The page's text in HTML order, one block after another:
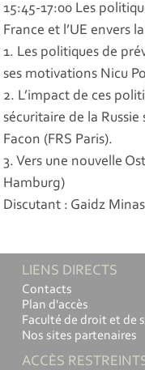
15:45-17:00 Les
France et l’UE envers
1. Les politiques de
ses motivations Nicu
2. L’impact de ces
sécuritaire de la Russie
Facon (FRS Paris).
3. Vers une nouvelle
Hamburg)
Discutant : Gaidz
LIENS DIRECTS
Contacts
Plan d'accès
Faculté de droit et de
Nos sites partenaires
ACCÈS